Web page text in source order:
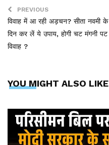
PREVIOUS
विवाह में आ रही अड़चन? सीता नवमी के
दिन कर लें ये उपाय, होगी चट मंगनी पट
विवाह ?
YOU MIGHT ALSO LIKE